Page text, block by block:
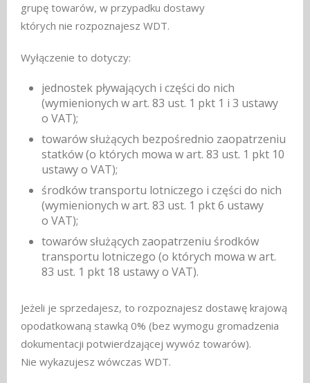
grupę towarów, w przypadku dostawy
których nie rozpoznajesz WDT.
Wyłączenie to dotyczy:
jednostek pływających i części do nich
(wymienionych w art. 83 ust. 1 pkt 1 i 3 ustawy
o VAT);
towarów służących bezpośrednio zaopatrzeniu
statków (o których mowa w art. 83 ust. 1 pkt 10
ustawy o VAT);
środków transportu lotniczego i części do nich
(wymienionych w art. 83 ust. 1 pkt 6 ustawy
o VAT);
towarów służących zaopatrzeniu środków
transportu lotniczego (o których mowa w art.
83 ust. 1 pkt 18 ustawy o VAT).
Jeżeli je sprzedajesz, to rozpoznajesz dostawę krajową
opodatkowaną stawką 0% (bez wymogu gromadzenia
dokumentacji potwierdzającej wywóz towarów).
Nie wykazujesz wówczas WDT.